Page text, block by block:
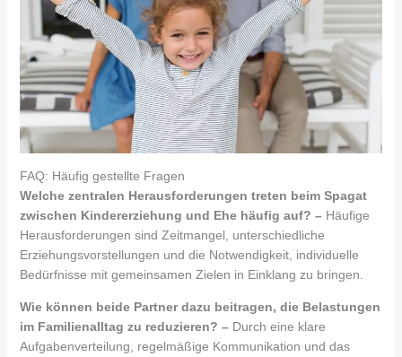
FAQ: Häufig gestellte Fragen
Welche zentralen Herausforderungen treten beim Spagat
zwischen Kindererziehung und Ehe häufig auf? – Häufige
Herausforderungen sind Zeitmangel, unterschiedliche
Erziehungsvorstellungen und die Notwendigkeit, individuelle
Bedürfnisse mit gemeinsamen Zielen in Einklang zu bringen.
Wie können beide Partner dazu beitragen, die Belastungen
im Familienalltag zu reduzieren? – Durch eine klare
Aufgabenverteilung, regelmäßige Kommunikation und das